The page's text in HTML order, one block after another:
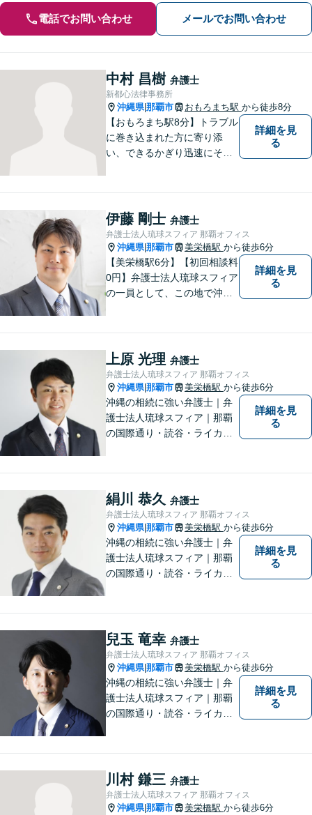
電話でお問い合わせ メールでお問い合わせ
中村 昌樹 弁護士
新都心法律事務所
沖縄県|那覇市 おもろまち駅 から徒歩8分
【おもろまち駅8分】トラブル
に巻き込まれた方に寄り添
い、できるかぎり迅速にそし
婚、借金、相続、交通事故
等、生活上のトラブルがござ
いましたら、お気軽にご相談
下さい。
詳細を見
る
伊藤 剛士 弁護士
弁護士法人琉球スフィア 那覇オフィス
沖縄県|那覇市 美栄橋駅 から徒歩6分
【美栄橋駅6分】【初回相談料
0円】弁護士法人琉球スフィア
の一員として、この地で沖縄
ございませんので、安心して
経験豊富な弁護士にご相談く
ださい。
詳細を見
る
上原 光理 弁護士
弁護士法人琉球スフィア 那覇オフィス
沖縄県|那覇市 美栄橋駅 から徒歩6分
沖縄の相続に強い弁護士｜弁
護士法人琉球スフィア｜那覇
の国際通り・読谷・ライカム
す。お気軽にご連絡くださ
い！
詳細を見
る
絹川 恭久 弁護士
弁護士法人琉球スフィア 那覇オフィス
沖縄県|那覇市 美栄橋駅 から徒歩6分
沖縄の相続に強い弁護士｜弁
護士法人琉球スフィア｜那覇
の国際通り・読谷・ライカム
を手掛けていきたいと思って
おります。どうぞよろしくお
願いします。
詳細を見
る
兒玉 竜幸 弁護士
弁護士法人琉球スフィア 那覇オフィス
沖縄県|那覇市 美栄橋駅 から徒歩6分
沖縄の相続に強い弁護士｜弁
護士法人琉球スフィア｜那覇
の国際通り・読谷・ライカム
に対応し、あなたの立場に立
ったベストな紛争解決を導く
ことを常に大切にしていま
詳細を見
る
川村 鎌三 弁護士
弁護士法人琉球スフィア 那覇オフィス
沖縄県|那覇市 美栄橋駅 から徒歩6分